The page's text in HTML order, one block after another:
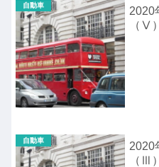
自動車
2020
（Ⅴ）
自動車
2020
（Ⅲ）